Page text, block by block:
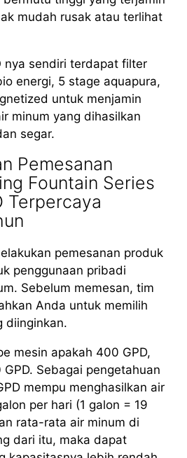
mudah rusak atau terlihat
nya sendiri terdapat filter
energi, 5 stage aquapura,
untuk menjamin
minum yang dihasilkan
segar.
Pemesanan
Fountain Series
Terpercaya
pemesanan produk
penggunaan pribadi
Sebelum memesan, tim
Anda untuk memilih
diinginkan.
mesin apakah 400 GPD,
Sebagai pengetahuan
mempu menghasilkan air
per hari (1 galon = 19
rata-rata air minum di
dari itu, maka dapat